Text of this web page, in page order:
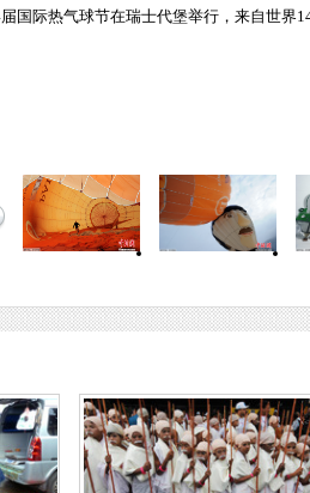
国际热气球节在瑞士代堡举行，来自世界